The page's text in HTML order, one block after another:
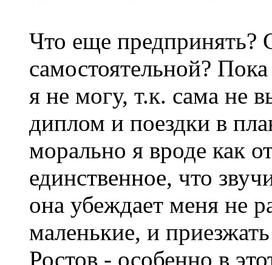
Что еще предпринять?
самостоятельной?
я не могу, т.к. сама не
диплом и поездки в
морально я вроде как
единственное, что
она убеждает меня не
маленькие, и
Ростов - особенно в